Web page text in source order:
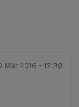
Mär 2016 - 12:39